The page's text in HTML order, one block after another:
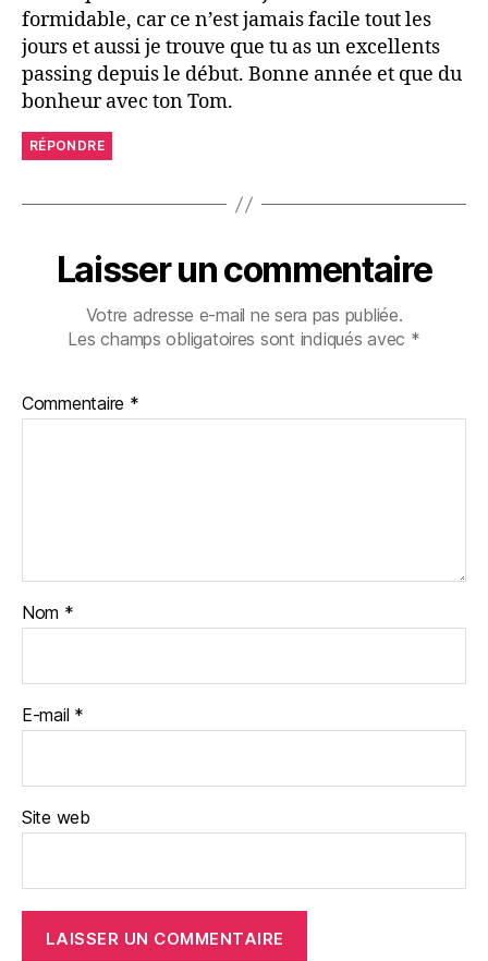
formidable, car ce n’est jamais facile tout les
jours et aussi je trouve que tu as un excellents
passing depuis le début. Bonne année et que du
bonheur avec ton Tom.
RÉPONDRE
Laisser un commentaire
Votre adresse e-mail ne sera pas publiée.
Les champs obligatoires sont indiqués avec *
Commentaire *
Nom *
E-mail *
Site web